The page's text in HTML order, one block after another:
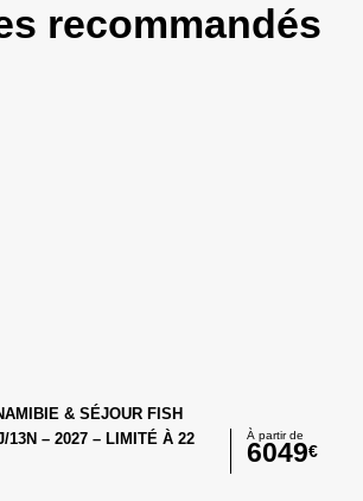
recommandés
& SÉJOUR FISH
13N – 2027 – LIMITÉ À 22
À partir de
6049€